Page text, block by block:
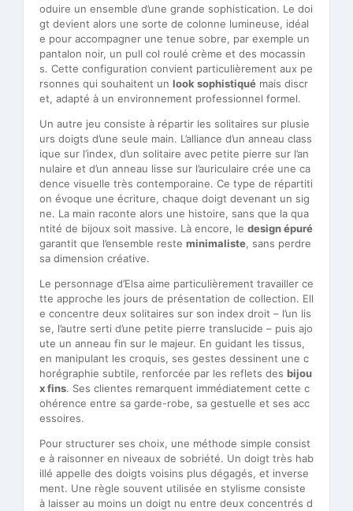
oduire un ensemble d’une grande sophistication. Le doi
gt devient alors une sorte de colonne lumineuse, idéal
e pour accompagner une tenue sobre, par exemple un
pantalon noir, un pull col roulé crème et des mocassin
s. Cette configuration convient particulièrement aux pe
rsonnes qui souhaitent un look sophistiqué mais discr
et, adapté à un environnement professionnel formel.
Un autre jeu consiste à répartir les solitaires sur plusie
urs doigts d’une seule main. L’alliance d’un anneau class
ique sur l’index, d’un solitaire avec petite pierre sur l’an
nulaire et d’un anneau lisse sur l’auriculaire crée une ca
dence visuelle très contemporaine. Ce type de répartiti
on évoque une écriture, chaque doigt devenant un sig
ne. La main raconte alors une histoire, sans que la qua
ntité de bijoux soit massive. Là encore, le design épuré
garantit que l’ensemble reste minimaliste, sans perdre
sa dimension créative.
Le personnage d’Elsa aime particulièrement travailler ce
tte approche les jours de présentation de collection. Ell
e concentre deux solitaires sur son index droit – l’un lis
se, l’autre serti d’une petite pierre translucide – puis ajo
ute un anneau fin sur le majeur. En guidant les tissus,
en manipulant les croquis, ses gestes dessinent une c
horégraphie subtile, renforcée par les reflets des bijou
x fins. Ses clientes remarquent immédiatement cette c
ohérence entre sa garde-robe, sa gestuelle et ses acc
essoires.
Pour structurer ses choix, une méthode simple consist
e à raisonner en niveaux de sobriété. Un doigt très hab
illé appelle des doigts voisins plus dégagés, et inverse
ment. Une règle souvent utilisée en stylisme consiste
à laisser au moins un doigt nu entre deux concentrés d